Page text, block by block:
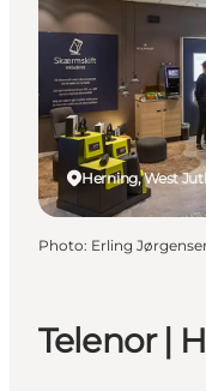
Quoi faire
Planifiez
Telenor |
Herning, West
Photo: Erling